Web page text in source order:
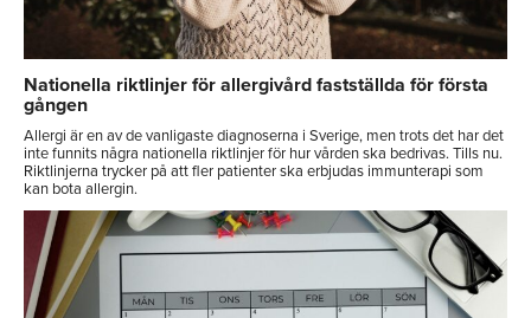
Nationella riktlinjer för allergivård fastställda för första
gången
Allergi är en av de vanligaste diagnoserna i Sverige, men trots det har det
inte funnits några nationella riktlinjer för hur vården ska bedrivas. Tills nu.
Riktlinjerna trycker på att fler patienter ska erbjudas immunterapi som
kan bota allergin.